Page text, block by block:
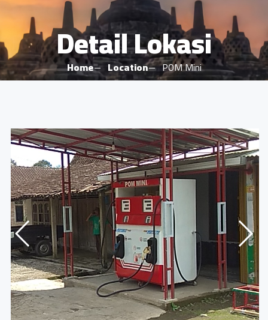
Detail Lokasi
Home Location POM Mini